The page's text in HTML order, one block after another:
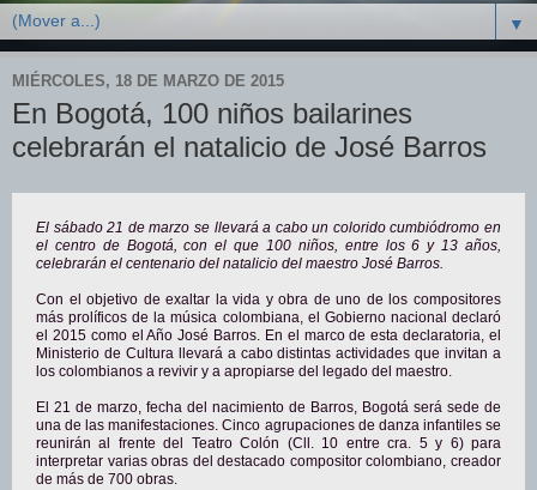
▼
MIÉRCOLES, 18 DE MARZO DE 2015
En Bogotá, 100 niños bailarines
celebrarán el natalicio de José Barros
El sábado 21 de marzo se llevará a cabo un colorido cumbiódromo en
el centro de Bogotá, con el que 100 niños, entre los 6 y 13 años,
celebrarán el centenario del natalicio del maestro José Barros.
Con el objetivo de exaltar la vida y obra de uno de los compositores
más prolíficos de la música colombiana, el Gobierno nacional declaró
el 2015 como el Año José Barros. En el marco de esta declaratoria, el
Ministerio de Cultura llevará a cabo distintas actividades que invitan a
los colombianos a revivir y a apropiarse del legado del maestro.
El 21 de marzo, fecha del nacimiento de Barros, Bogotá será sede de
una de las manifestaciones. Cinco agrupaciones de danza infantiles se
reunirán al frente del Teatro Colón (Cll. 10 entre cra. 5 y 6) para
interpretar varias obras del destacado compositor colombiano, creador
de más de 700 obras.